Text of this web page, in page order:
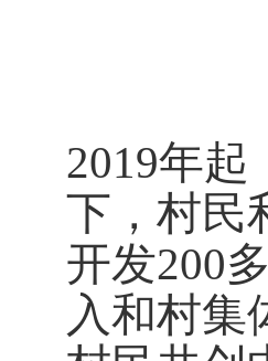
2019年起
下，村民
开发200
入和村集